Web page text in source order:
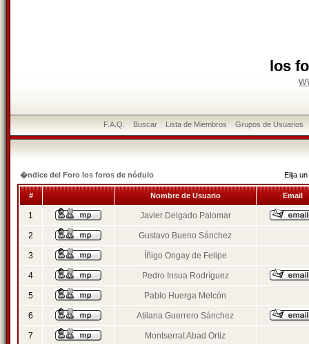
los
F.A.Q. Buscar Lista de Miembros Grupos de Usuarios
�ndice del Foro los foros de nódulo Elija
# Nombre de Usuario Email
1 Javier Delgado Palomar
2 Gustavo Bueno Sánchez
3 Íñigo Ongay de Felipe
4 Pedro Insua Rodríguez
5 Pablo Huerga Melcón
6 Atilana Guerrero Sánchez
7 Montserrat Abad Ortiz